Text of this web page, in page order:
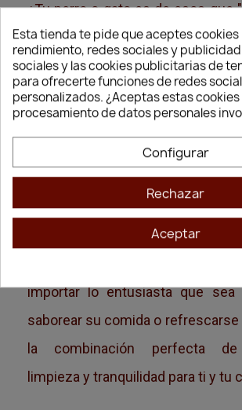
¿Tu perro o gato es de esos que
cuenco por toda la cocina a la
¡Es hora de ponerle fin a ese
Camon Cuenco Durapet
Este no es un cuenco
fabricado con el acero inoxidable
calidad, lo que significa que es
fácil de limpiar y prácticamente
Pero la magia está en su base
importar lo entusiasta que
saborear su comida o refrescarse
la combinación perfecta de
limpieza y tranquilidad para ti y tu
Esta tienda te pide que aceptes
rendimiento, redes sociales y
sociales y las cookies publicitarias de
para ofrecerte funciones de redes
personalizados. ¿Aceptas estas cookies
procesamiento de datos personales
Configurar
Rechazar
Aceptar